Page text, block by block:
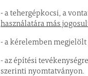
- a tehergépkocsi, a
használatára más
- a kérelemben megjelölt
- az építési
szerinti nyomtatványon.